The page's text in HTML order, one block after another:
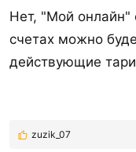
0.05% за
общем хочется
брокерский, но
Собственно,
поменяет ли
Нет, "Мой
счетах можно
действующие
Р
zuzik_07